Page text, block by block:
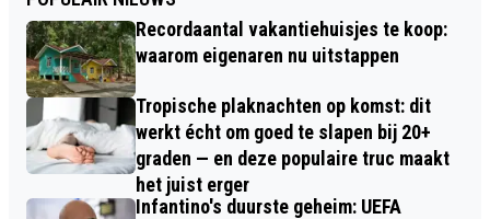
Recordaantal vakantiehuisjes te koop:
waarom eigenaren nu uitstappen
Tropische plaknachten op komst: dit
werkt écht om goed te slapen bij 20+
graden — en deze populaire truc maakt
het juist erger
Infantino's duurste geheim: UEFA